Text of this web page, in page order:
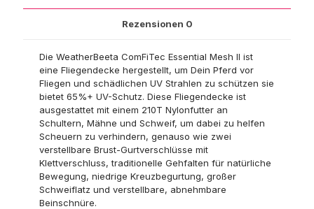
Rezensionen 0
Die WeatherBeeta ComFiTec Essential Mesh II ist
eine Fliegendecke hergestellt, um Dein Pferd vor
Fliegen und schädlichen UV Strahlen zu schützen sie
bietet 65%+ UV-Schutz. Diese Fliegendecke ist
ausgestattet mit einem 210T Nylonfutter an
Schultern, Mähne und Schweif, um dabei zu helfen
Scheuern zu verhindern, genauso wie zwei
verstellbare Brust-Gurtverschlüsse mit
Klettverschluss, traditionelle Gehfalten für natürliche
Bewegung, niedrige Kreuzbegurtung, großer
Schweiflatz und verstellbare, abnehmbare
Beinschnüre.